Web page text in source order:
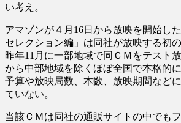
い考え。
アマゾンが４月16日から放映を開始し
セレクション編」は同社が放映する初
昨年11月に一部地域で同ＣＭをテスト
から中部地域を除くほぼ全国で本格的
予算や放映局数、本数、放映期間など
ていない。
当該ＣＭは同社の通販サイトの中でも